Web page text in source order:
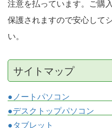
注意を払っています。ご購
保護されますので安心して
い。
サイトマップ
●ノートパソコン
●デスクトップパソコン
●タブレット